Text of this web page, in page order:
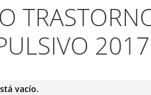
vacío.